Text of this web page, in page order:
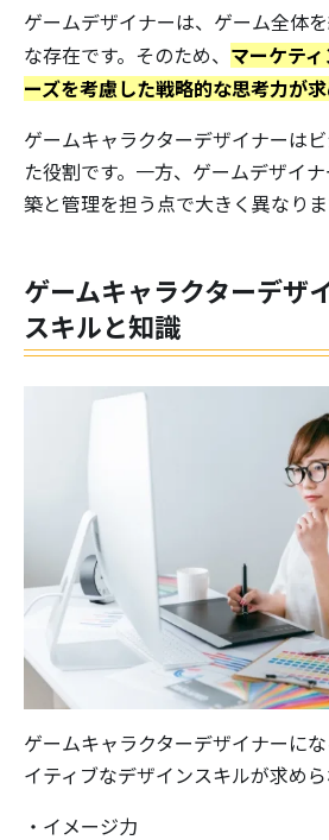
ゲームデザイナーは、ゲーム全体
な存在です。そのため、 マーケテ
ーズを考慮した戦略的な思考力が求
ゲームキャラクターデザイナーは
た役割です。一方、ゲームデザイ
築と管理を担う点で大きく異なりま
ゲームキャラクターデザ
スキルと知識
ゲームキャラクターデザイナーに
イティブなデザインスキルが求めら
・イメージ力